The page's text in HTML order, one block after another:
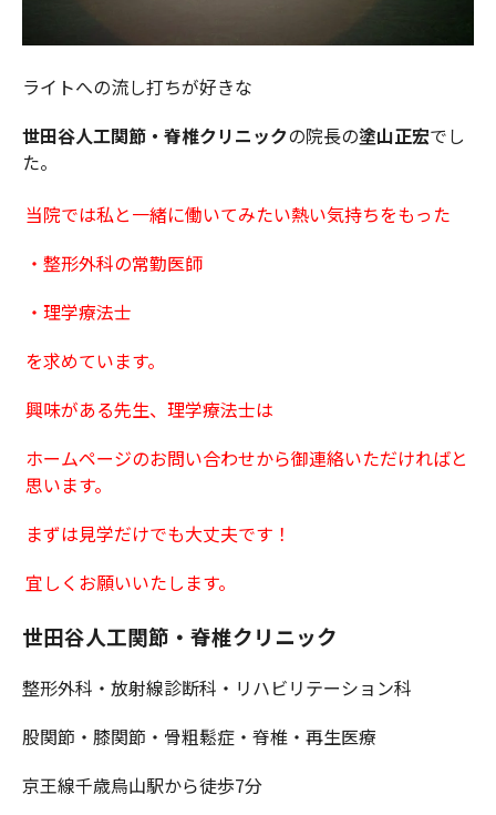
ライトへの流し打ちが好きな
世田谷人工関節・脊椎クリニックの院長の塗山正宏でし
た。
当院では私と一緒に働いてみたい熱い気持ちをもった
・整形外科の常勤医師
・理学療法士
を求めています。
興味がある先生、理学療法士は
ホームページのお問い合わせから御連絡いただければと
思います。
まずは見学だけでも大丈夫です！
宜しくお願いいたします。
世田谷人工関節・脊椎クリニック
整形外科・放射線診断科・リハビリテーション科
股関節・膝関節・骨粗鬆症・脊椎・再生医療
京王線千歳烏山駅から徒歩7分